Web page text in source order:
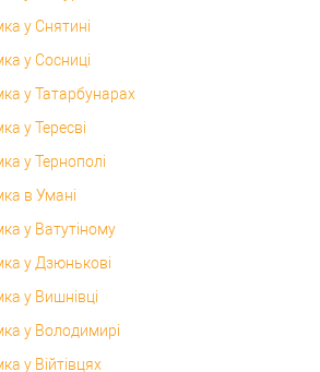
у Снятині
у Сосниці
у Татарбунарах
у Тересві
у Тернополі
в Умані
у Ватутіному
у Дзюнькові
у Вишнівці
у Володимирі
у Війтівцях